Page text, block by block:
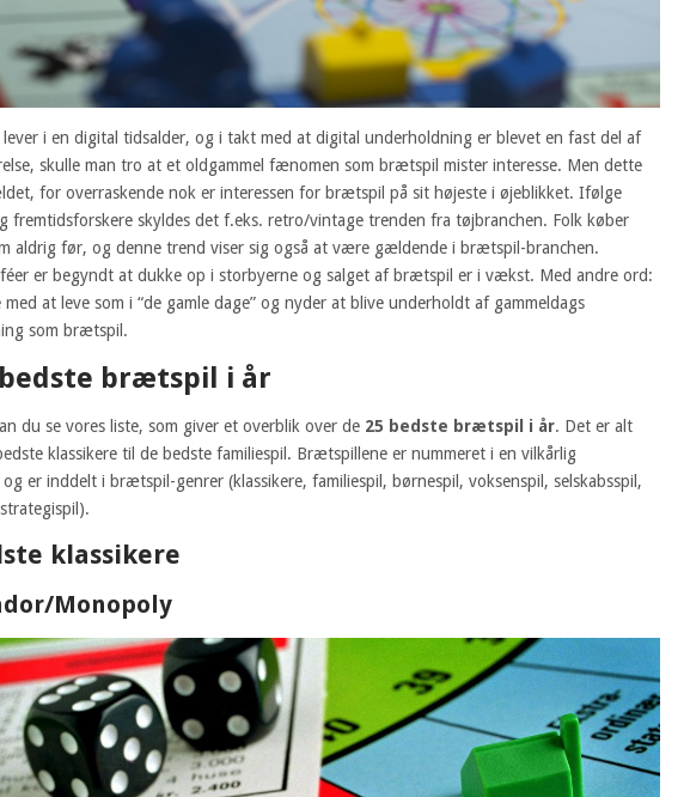
lever i en digital tidsalder, og i takt med at digital underholdning er blevet en fast del af
skulle man tro at et oldgammel fænomen som brætspil mister interesse. Men dette
for overraskende nok er interessen for brætspil på sit højeste i øjeblikket. Ifølge
fremtidsforskere skyldes det f.eks. retro/vintage trenden fra tøjbranchen. Folk køber
aldrig før, og denne trend viser sig også at være gældende i brætspil-branchen.
er begyndt at dukke op i storbyerne og salget af brætspil er i vækst. Med andre ord:
at leve som i “de gamle dage” og nyder at blive underholdt af gammeldags
som brætspil.
bedste brætspil i år
du se vores liste, som giver et overblik over de 25 bedste brætspil i år. Det er alt
klassikere til de bedste familiespil. Brætspillene er nummeret i en vilkårlig
er inddelt i brætspil-genrer (klassikere, familiespil, børnespil, voksenspil, selskabsspil,
klassikere
Monopoly